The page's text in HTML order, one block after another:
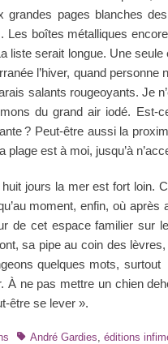
grandes pages blanches
Les boîtes métalliques
liste serait longue. Une
l’hiver, quand
salants rougeoyants. Je
du grand air iodé. Est-
? Peut-être aussi la
plage est à moi, jusqu’à
jours la mer est fort loin.
moment, enfin, où
de cet espace familier sur
sa pipe au coin des
quelques mots,
À ne pas mettre un chien
être se lever ».
TagsAndré Gardies éditions